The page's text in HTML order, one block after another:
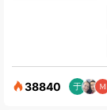
38840